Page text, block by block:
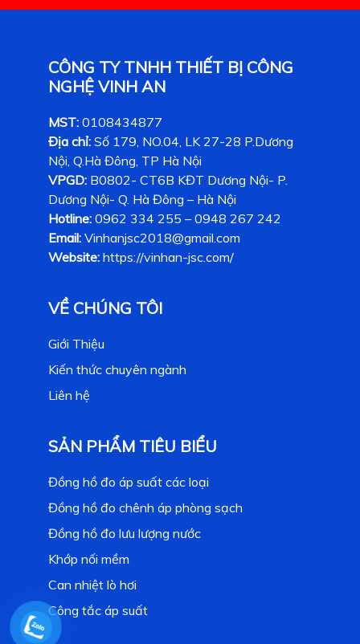
CÔNG TY TNHH THIẾT BỊ CÔNG
NGHỆ VINH AN
MST: 0108434877
Địa chỉ: Số 179, NO.04, LK 27-28 P.Dương
Nội, Q.Hà Đông, TP Hà Nội
VPGD: B0802- CT6B KĐT Dương Nội- P.
Dương Nội- Q. Hà Đông – Hà Nội
Hotline: 0962 334 255 – 0948 267 242
Email: Vinhanjsc2018@gmail.com
Website: https://vinhan-jsc.com/
VỀ CHÚNG TÔI
Giới Thiệu
Kiến thức chuyên ngành
Liên hệ
SẢN PHẨM TIÊU BIỂU
Đồng hồ đo áp suất các loại
Đồng hồ đo chênh áp phòng sạch
Đồng hồ đo lưu lượng nước
Khớp nối mềm
Can nhiệt lò hơi
Công tắc áp suất